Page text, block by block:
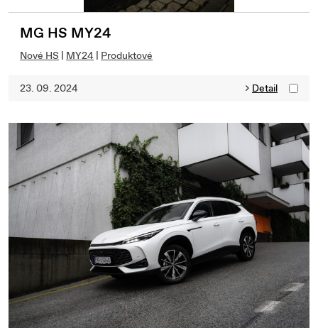
MG HS MY24
Nové HS | MY24 | Produktové
23. 09. 2024 Detail